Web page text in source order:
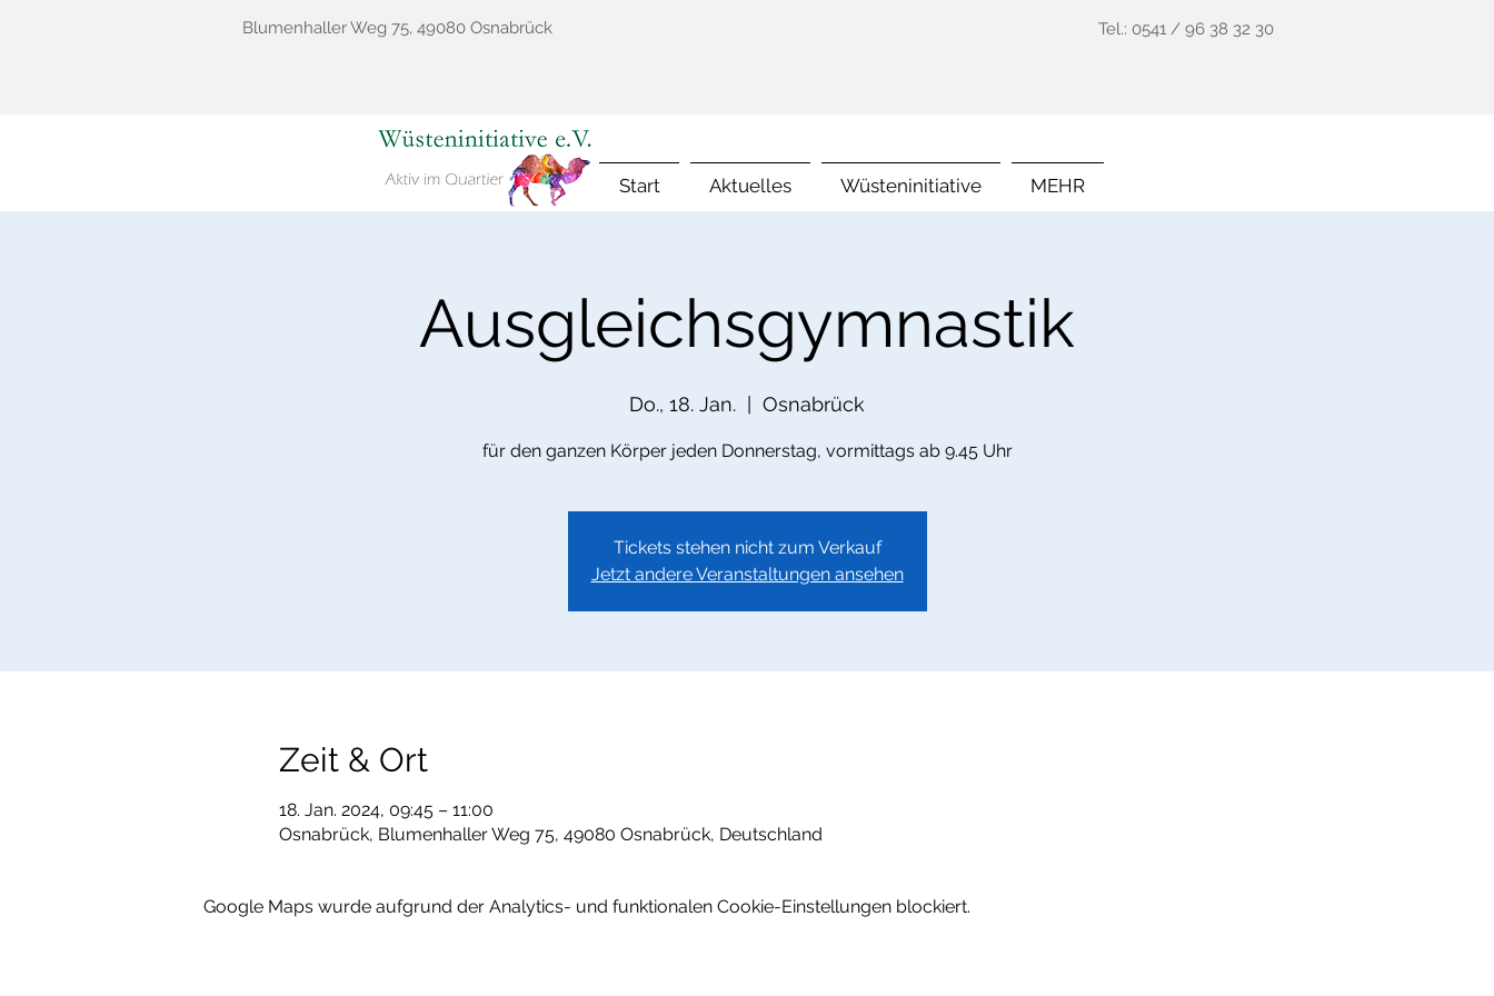
Blumenhaller Weg 75, 49080 Osnabrück Tel.: 0541 / 96 38 32 30
Start Aktuelles Wüsteninitiative MEHR
Ausgleichsgymnastik
Do., 18. Jan. Osnabrück
für den ganzen Körper jeden Donnerstag, vormittags ab 9.45 Uhr
Tickets stehen nicht zum Verkauf
Jetzt andere Veranstaltungen ansehen
Zeit & Ort
18. Jan. 2024, 09:45 – 11:00
Osnabrück, Blumenhaller Weg 75, 49080 Osnabrück, Deutschland
Google Maps wurde aufgrund der Analytics- und funktionalen Cookie-Einstellungen blockiert.